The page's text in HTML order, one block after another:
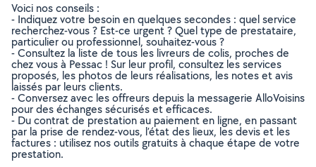
Voici nos conseils :
- Indiquez votre besoin en quelques secondes : quel service
recherchez-vous ? Est-ce urgent ? Quel type de prestataire,
particulier ou professionnel, souhaitez-vous ?
- Consultez la liste de tous les livreurs de colis, proches de
chez vous à Pessac ! Sur leur profil, consultez les services
proposés, les photos de leurs réalisations, les notes et avis
laissés par leurs clients.
- Conversez avec les offreurs depuis la messagerie AlloVoisins
pour des échanges sécurisés et efficaces.
- Du contrat de prestation au paiement en ligne, en passant
par la prise de rendez-vous, l’état des lieux, les devis et les
factures : utilisez nos outils gratuits à chaque étape de votre
prestation.